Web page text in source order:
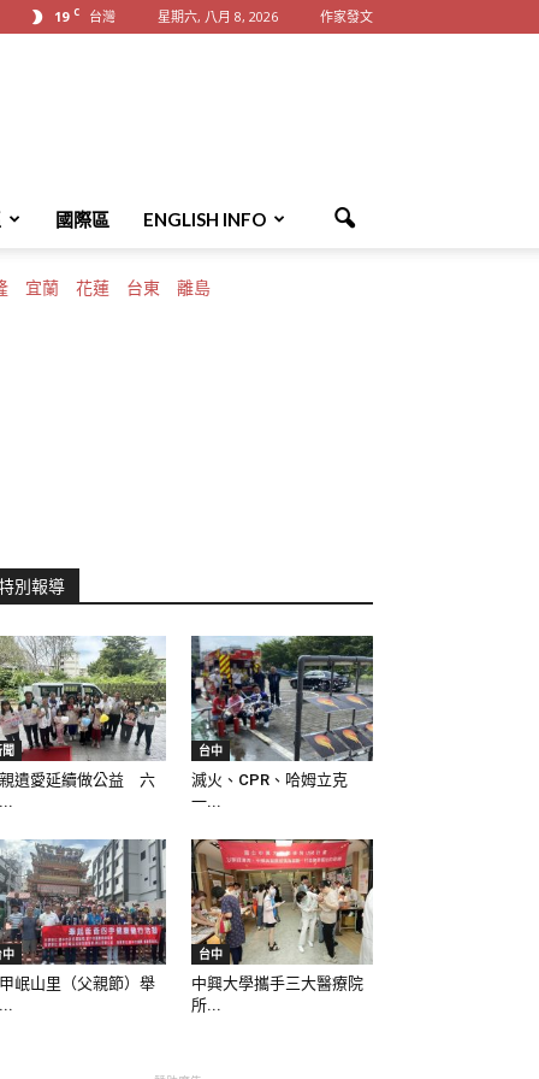
19 C 台灣 星期六, 八月 8, 2026 作家發文
國際區 ENGLISH INFO
宜蘭 花蓮 台東 離島
別報導
遺愛延續做公益 六
台中
滅火、CPR、哈姆立克
一...
中
岷山里（父親節）舉
台中
中興大學攜手三大醫療院
所...